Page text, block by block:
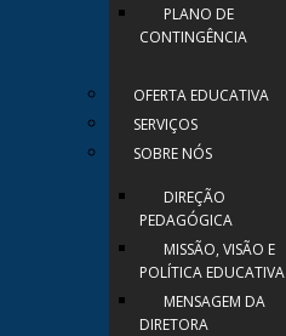
PLANO DE
CONTINGÊNCIA
OFERTA EDUCATIVA
SERVIÇOS
SOBRE NÓS
DIREÇÃO
PEDAGÓGICA
MISSÃO, VISÃO E
POLÍTICA EDUCATIVA
MENSAGEM DA
DIRETORA